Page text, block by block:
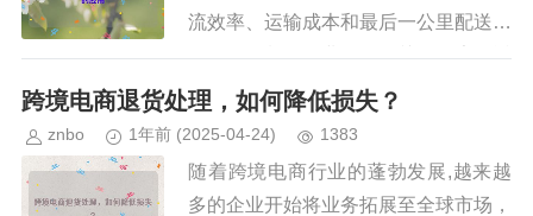
流效率、运输成本和最后一公里配送问
题仍然是制约行业发展的关键因素，近
年来，无人机技术的进步为物流行业带
跨境电商退货处理，如何降低损失？
znbo 1年前 (2025-04-24) 1383
随着跨境电商行业的蓬勃发展,越来越
多的企业开始将业务拓展至全球市场，